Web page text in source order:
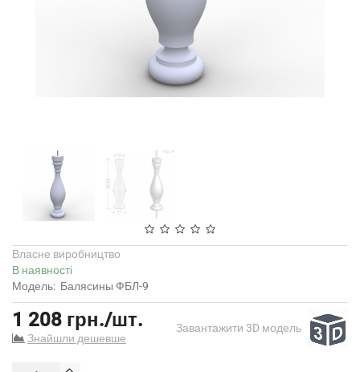
Власне виробництво
В наявності
Модель: Балясины ФБЛ-9
1 208 грн./шт.
Знайшли дешевше
Завантажити 3D модель